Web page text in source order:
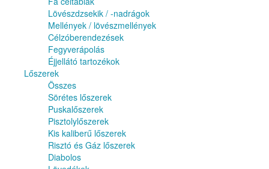
Lövészdzsekik / -nadrágok
Mellények / lövészmellények
Célzóberendezések
Fegyverápolás
Éjjellátó tartozékok
Lőszerek
Összes
Sörétes lőszerek
Puskalőszerek
Pisztolylőszerek
Kis kaliberű lőszerek
Risztó és Gáz lőszerek
Diabolos